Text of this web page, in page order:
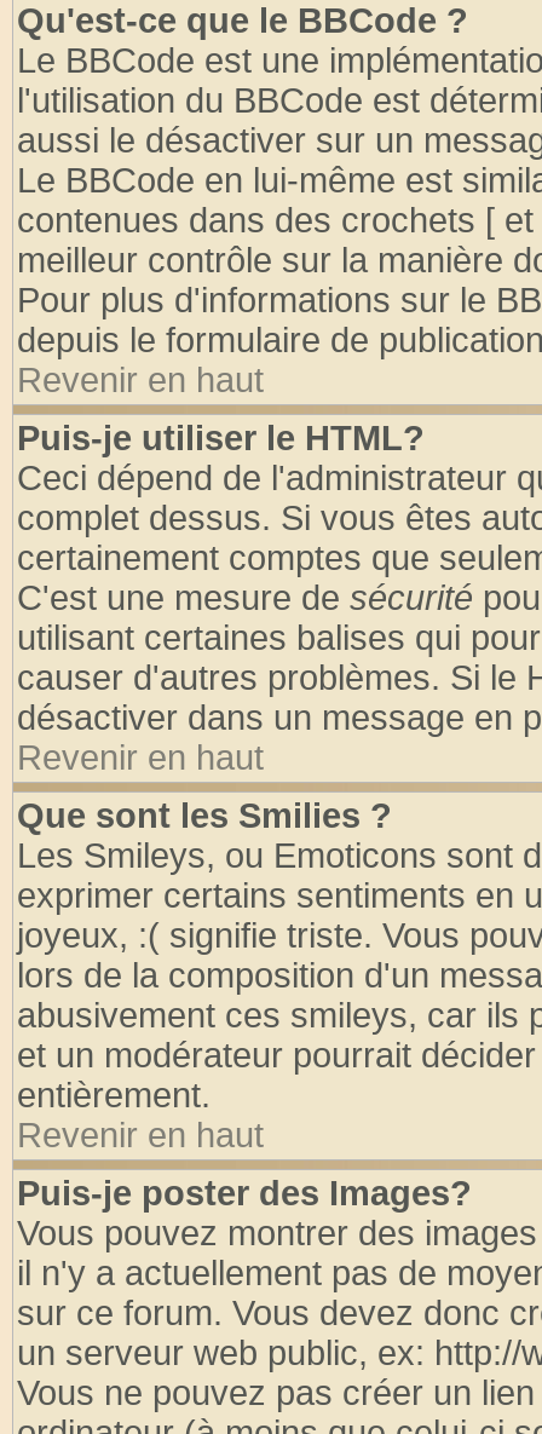
Qu'est-ce que le BBCode ?
Le BBCode est une
l'utilisation du BBCode est
aussi le désactiver sur un
Le BBCode en lui-même est
contenues dans des crochets [
meilleur contrôle sur la manière
Pour plus d'informations sur le
depuis le formulaire de
Revenir en haut
Puis-je utiliser le HTML?
Ceci dépend de l'administrateur
complet dessus. Si vous êtes
certainement comptes que
C'est une mesure de sécurité
utilisant certaines balises qui
causer d'autres problèmes. Si le
désactiver dans un message en
Revenir en haut
Que sont les Smilies ?
Les Smileys, ou Emoticons sont
exprimer certains sentiments en
joyeux, :( signifie triste. Vous
lors de la composition d'un
abusivement ces smileys, car ils
et un modérateur pourrait
entièrement.
Revenir en haut
Puis-je poster des Images?
Vous pouvez montrer des
il n'y a actuellement pas de
sur ce forum. Vous devez donc
un serveur web public, ex: http://
Vous ne pouvez pas créer un